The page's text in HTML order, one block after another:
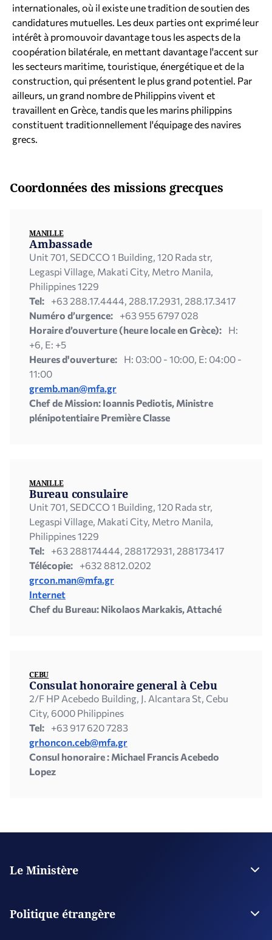
internationales, où il existe une tradition de soutien des
candidatures mutuelles. Les deux parties ont exprimé leur
intérêt à promouvoir davantage tous les aspects de la
coopération bilatérale, en mettant davantage l'accent sur
les secteurs maritime, touristique, énergétique et de la
construction, qui présentent le plus grand potentiel. Par
ailleurs, un grand nombre de Philippins vivent et
travaillent en Grèce, tandis que les marins philippins
constituent traditionnellement l'équipage des navires
grecs.
Coordonnées des missions grecques
MANILLE
Ambassade
Unit 701, SEDCCO 1 Building, 120 Rada str,
Legaspi Village, Makati City, Metro Manila,
Philippines 1229
Tel:
+63 288.17.4444, 288.17.2931, 288.17.3417
Numéro d’urgence:
+63 955 6797 028
Horaire d’ouverture (heure locale en Grèce):
H:
+6, E: +5
Heures d'ouverture:
H: 03:00 - 10:00, E: 04:00 -
11:00
gremb.man@mfa.gr
Chef de Mission: Ioannis Pediotis, Ministre
plénipotentiaire Première Classe
MANILLE
Bureau consulaire
Unit 701, SEDCCO 1 Building, 120 Rada str,
Legaspi Village, Makati City, Metro Manila,
Philippines 1229
Tel:
+63 288174444, 288172931, 288173417
Télécopie:
+632 8812.0202
grcon.man@mfa.gr
Internet
Chef du Bureau: Nikolaos Markakis, Attaché
CEBU
Consulat honoraire general à Cebu
2/F HP Acebedo Building, J. Alcantara St, Cebu
City, 6000 Philippines
Tel:
+63 917 620 7283
grhoncon.ceb@mfa.gr
Consul honoraire : Michael Francis Acebedo
Lopez
Le Ministère
Plan stratégique
Organisations supervisées
Politique étrangère